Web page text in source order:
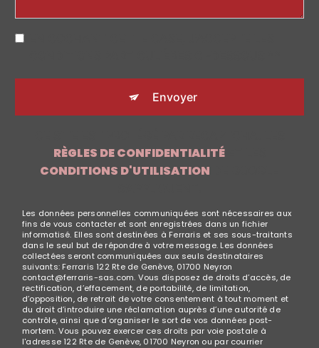
Envoyer
RÈGLES DE CONFIDENTIALITÉET LES
CONDITIONS D'UTILISATION
Les données personnelles communiquées sont nécessaires aux
fins de vous contacter et sont enregistrées dans un fichier
informatisé. Elles sont destinées à Ferraris et ses sous-traitants
dans le seul but de répondre à votre message. Les données
collectées seront communiquées aux seuls destinataires
suivants: Ferraris 122 Rte de Genève, 01700 Neyron
contact@ferraris-sas.com. Vous disposez de droits d’accès, de
rectification, d’effacement, de portabilité, de limitation,
d’opposition, de retrait de votre consentement à tout moment et
du droit d’introduire une réclamation auprès d’une autorité de
contrôle, ainsi que d’organiser le sort de vos données post-
mortem. Vous pouvez exercer ces droits par voie postale à
l'adresse 122 Rte de Genève, 01700 Neyron ou par courrier